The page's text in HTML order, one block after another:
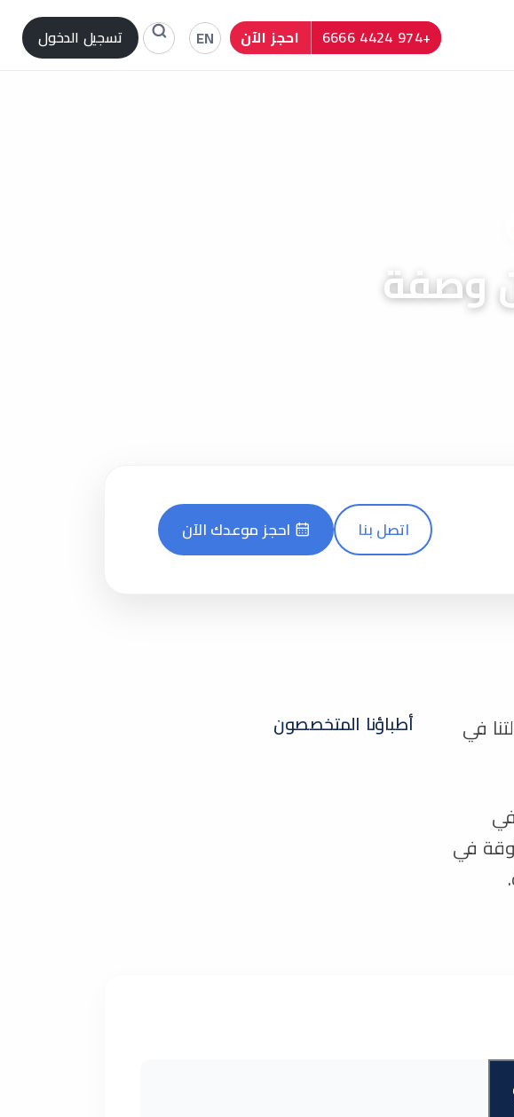
+974 4424 6666 احجز الآن EN تسجيل الدخول
وصفة
اتصل بنا احجز موعدك الآن
في
في
أطباؤنا المتخصصون